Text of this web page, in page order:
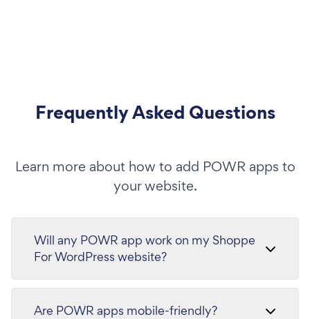
Frequently Asked Questions
Learn more about how to add POWR apps to
your website.
Will any POWR app work on my Shoppe
For WordPress website?
Are POWR apps mobile-friendly?